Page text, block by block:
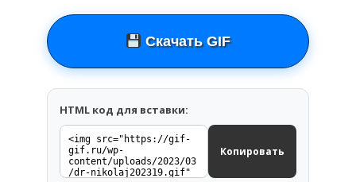
Скачать GIF
HTML код для вставки:
Копировать